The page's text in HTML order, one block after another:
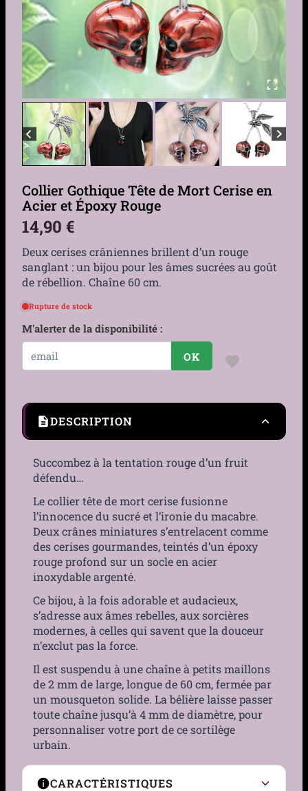
Collier Gothique Tête de Mort Cerise en
Acier et Époxy Rouge
14,90 €
Deux cerises crâniennes brillent d’un rouge
sanglant : un bijou pour les âmes sucrées au goût
de rébellion. Chaîne 60 cm.
Rupture de stock
M'alerter de la disponibilité :
OK
DESCRIPTION
Succombez à la tentation rouge d’un fruit
défendu…
Le collier tête de mort cerise fusionne
l’innocence du sucré et l’ironie du macabre.
Deux crânes miniatures s’entrelacent comme
des cerises gourmandes, teintés d’un époxy
rouge profond sur un socle en acier
inoxydable argenté.
Ce bijou, à la fois adorable et audacieux,
s’adresse aux âmes rebelles, aux sorcières
modernes, à celles qui savent que la douceur
n’exclut pas la force.
Il est suspendu à une chaîne à petits maillons
de 2 mm de large, longue de 60 cm, fermée par
un mousqueton solide. La bélière laisse passer
toute chaîne jusqu’à 4 mm de diamètre, pour
personnaliser votre port de ce sortilège
urbain.
CARACTÉRISTIQUES